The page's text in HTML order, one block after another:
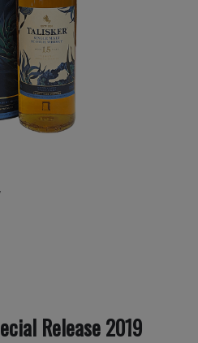
Release 2019